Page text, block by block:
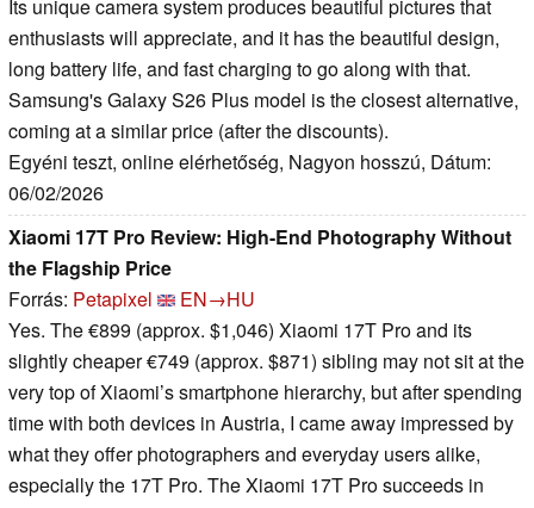
Its unique camera system produces beautiful pictures that
enthusiasts will appreciate, and it has the beautiful design,
long battery life, and fast charging to go along with that.
Samsung's Galaxy S26 Plus model is the closest alternative,
coming at a similar price (after the discounts).
Egyéni teszt, online elérhetőség, Nagyon hosszú, Dátum:
06/02/2026
Xiaomi 17T Pro Review: High-End Photography Without
the Flagship Price
Forrás: Petapixel
EN→HU
Yes. The €899 (approx. $1,046) Xiaomi 17T Pro and its
slightly cheaper €749 (approx. $871) sibling may not sit at the
very top of Xiaomi’s smartphone hierarchy, but after spending
time with both devices in Austria, I came away impressed by
what they offer photographers and everyday users alike,
especially the 17T Pro. The Xiaomi 17T Pro succeeds in